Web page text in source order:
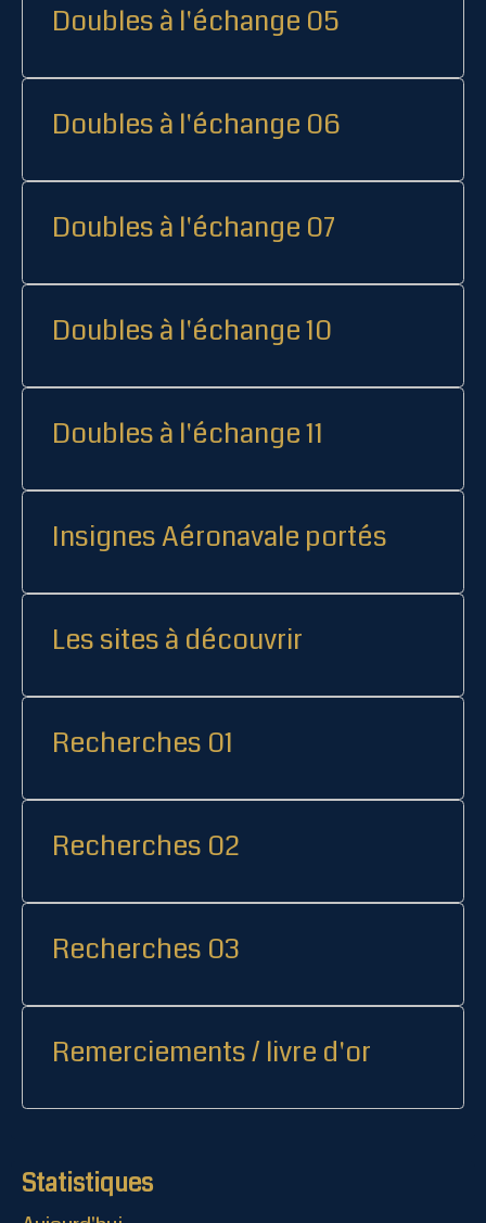
Doubles à l'échange 05
Doubles à l'échange 06
Doubles à l'échange 07
Doubles à l'échange 10
Doubles à l'échange 11
Insignes Aéronavale portés
Les sites à découvrir
Recherches 01
Recherches 02
Recherches 03
Remerciements / livre d'or
Statistiques